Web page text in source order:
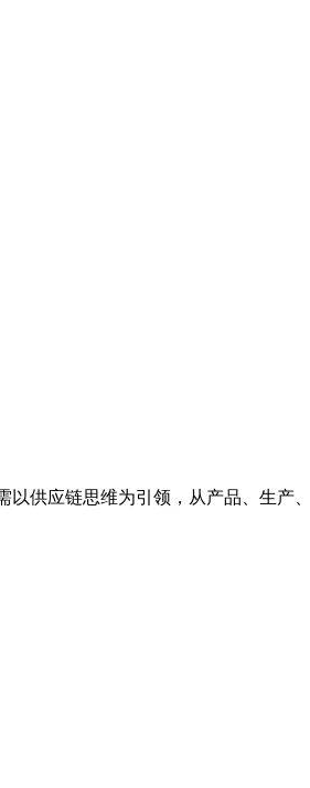
供应链思维为引领，从产品、生